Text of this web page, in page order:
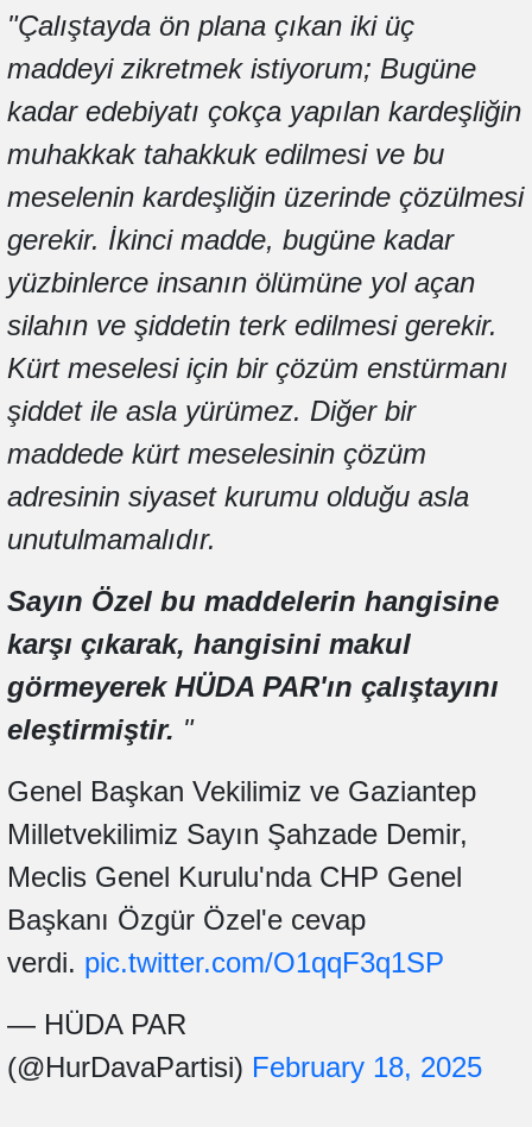
"Çalıştayda ön plana çıkan iki üç
maddeyi zikretmek istiyorum; Bugüne
kadar edebiyatı çokça yapılan kardeşliğin
muhakkak tahakkuk edilmesi ve bu
meselenin kardeşliğin üzerinde çözülmesi
gerekir. İkinci madde, bugüne kadar
yüzbinlerce insanın ölümüne yol açan
silahın ve şiddetin terk edilmesi gerekir.
Kürt meselesi için bir çözüm enstürmanı
şiddet ile asla yürümez. Diğer bir
maddede kürt meselesinin çözüm
adresinin siyaset kurumu olduğu asla
unutulmamalıdır.
Sayın Özel bu maddelerin hangisine
karşı çıkarak, hangisini makul
görmeyerek HÜDA PAR'ın çalıştayını
eleştirmiştir. "
Genel Başkan Vekilimiz ve Gaziantep
Milletvekilimiz Sayın Şahzade Demir,
Meclis Genel Kurulu'nda CHP Genel
Başkanı Özgür Özel'e cevap
verdi. pic.twitter.com/O1qqF3q1SP
— HÜDA PAR
(@HurDavaPartisi) February 18, 2025